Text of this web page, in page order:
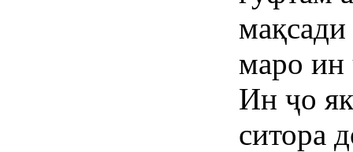
маро ин
Ин ҷо
ситора